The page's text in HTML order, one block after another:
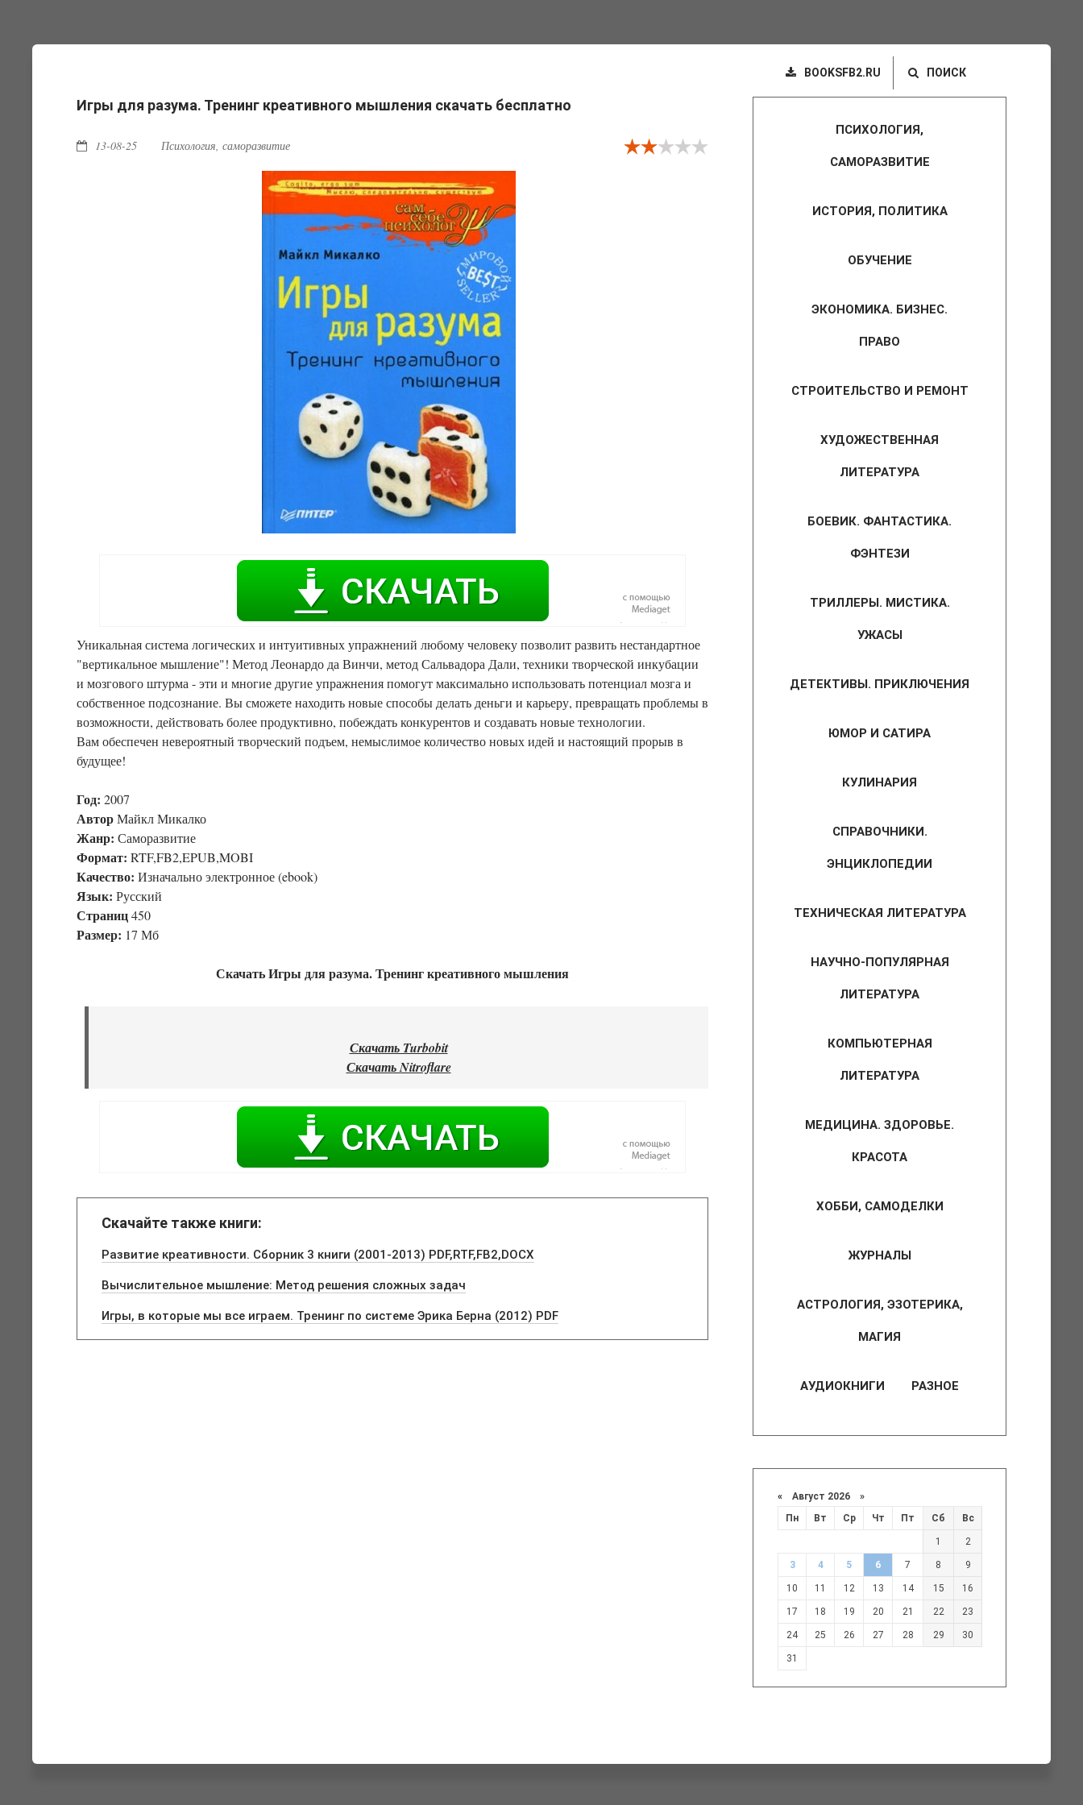
BOOKSFB2.RU ПОИСК
Игры для разума. Тренинг креативного мышления скачать бесплатно
13-08-25 Психология, саморазвитие
Уникальная система логических и интуитивных упражнений любому человеку позволит развить нестандартное
"вертикальное мышление"! Метод Леонардо да Винчи, метод Сальвадора Дали, техники творческой инкубации
и мозгового штурма - эти и многие другие упражнения помогут максимально использовать потенциал мозга и
собственное подсознание. Вы сможете находить новые способы делать деньги и карьеру, превращать проблемы в
возможности, действовать более продуктивно, побеждать конкурентов и создавать новые технологии.
Вам обеспечен невероятный творческий подъем, немыслимое количество новых идей и настоящий прорыв в
будущее!
Год: 2007
АвторМайкл Микалко
Жанр: Саморазвитие
Формат: RTF,FB2,EPUB,MOBI
Качество: Изначально электронное (ebook)
Язык: Русский
Страниц450
Размер: 17 Мб
Скачать Игры для разума. Тренинг креативного мышления
Скачать Turbobit
Скачать Nitroflare
Скачайте также книги:
Развитие креативности. Сборник 3 книги (2001-2013) PDF,RTF,FB2,DOCX
Вычислительное мышление: Метод решения сложных задач
Игры, в которые мы все играем. Тренинг по системе Эрика Берна (2012) PDF
ПСИХОЛОГИЯ,
САМОРАЗВИТИЕ
ИСТОРИЯ, ПОЛИТИКА
ОБУЧЕНИЕ
ЭКОНОМИКА. БИЗНЕС.
ПРАВО
СТРОИТЕЛЬСТВО И РЕМОНТ
ХУДОЖЕСТВЕННАЯ
ЛИТЕРАТУРА
БОЕВИК. ФАНТАСТИКА.
ФЭНТЕЗИ
ТРИЛЛЕРЫ. МИСТИКА.
УЖАСЫ
ДЕТЕКТИВЫ. ПРИКЛЮЧЕНИЯ
ЮМОР И САТИРА
КУЛИНАРИЯ
СПРАВОЧНИКИ.
ЭНЦИКЛОПЕДИИ
ТЕХНИЧЕСКАЯ ЛИТЕРАТУРА
НАУЧНО-ПОПУЛЯРНАЯ
ЛИТЕРАТУРА
КОМПЬЮТЕРНАЯ
ЛИТЕРАТУРА
МЕДИЦИНА. ЗДОРОВЬЕ.
КРАСОТА
ХОББИ, САМОДЕЛКИ
ЖУРНАЛЫ
АСТРОЛОГИЯ, ЭЗОТЕРИКА,
МАГИЯ
АУДИОКНИГИ РАЗНОЕ
« Август 2026 »
Пн
Вт Ср Чт Пт Сб Вс
1 2
3 4 5 6 7 8 9
10 11 12 13 14 15 16
17 18 19 20 21 22 23
24 25 26 27 28 29 30
31